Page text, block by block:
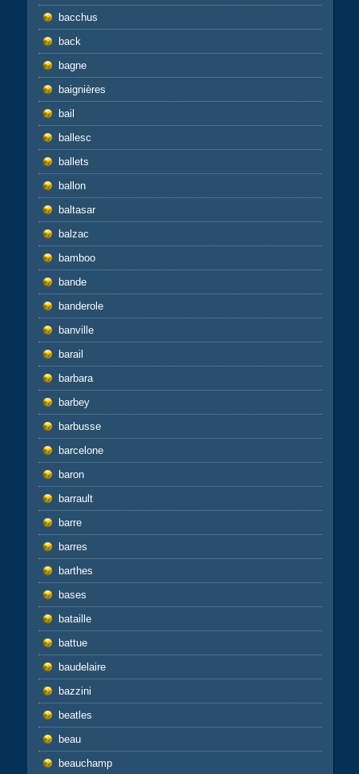
bacchus
back
bagne
baignières
bail
ballesc
ballets
ballon
baltasar
balzac
bamboo
bande
banderole
banville
barail
barbara
barbey
barbusse
barcelone
baron
barrault
barre
barres
barthes
bases
bataille
battue
baudelaire
bazzini
beatles
beau
beauchamp